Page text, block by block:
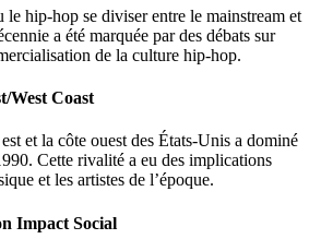
le hip-hop se diviser entre le mainstream et
a été marquée par des débats sur
de la culture hip-hop.
West Coast
et la côte ouest des États-Unis a dominé
Cette rivalité a eu des implications
et les artistes de l’époque.
Impact Social